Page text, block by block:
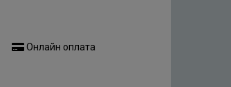
Онлайн оплата